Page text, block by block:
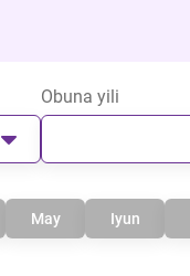
Obuna yili
May Iyun